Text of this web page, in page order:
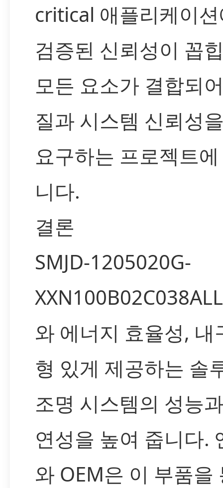
critical 애플리케이
검증된 신뢰성이 꼽
모든 요소가 결합되
질과 시스템 신뢰성
요구하는 프로젝트
니다.
결론
SMJD-1205020G-
와 에너지 효율성, 내
형 있게 제공하는 솔
조명 시스템의 성능
연성을 높여 줍니다.
와 OEM은 이 부품을